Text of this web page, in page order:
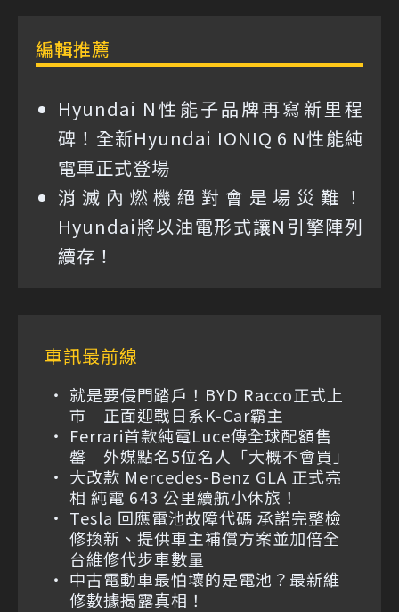
編輯推薦
Hyundai N性能子品牌再寫新里程
碑！全新Hyundai IONIQ 6 N性能純
電車正式登場
消滅內燃機絕對會是場災難！
Hyundai將以油電形式讓N引擎陣列
續存！
車訊最前線
就是要侵門踏戶！BYD Racco正式上
市 正面迎戰日系K-Car霸主
Ferrari首款純電Luce傳全球配額售
罄 外媒點名5位名人「大概不會買」
大改款 Mercedes-Benz GLA 正式亮
相 純電 643 公里續航小休旅！
Tesla 回應電池故障代碼 承諾完整檢
修換新、提供車主補償方案並加倍全
台維修代步車數量
中古電動車最怕壞的是電池？最新維
修數據揭露真相！